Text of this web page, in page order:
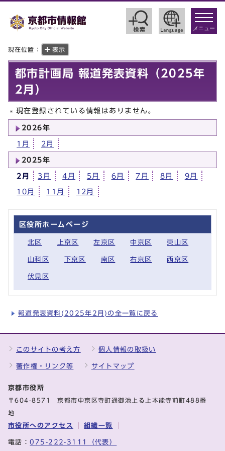
toggle
メニュー
現在位置： 表示
都市計画局 報道発表資料（2025年
2月）
現在登録されている情報はありません。
2026年
1月 2月
2025年
2月 3月 4月 5月 6月 7月 8月 9月
10月 11月 12月
区役所ホームページ
北区 上京区 左京区 中京区 東山区
山科区 下京区 南区 右京区 西京区
伏見区
報道発表資料(2025年2月)の全一覧に戻る
このサイトの考え方 個人情報の取扱い
著作権・リンク等 サイトマップ
京都市役所
〒604-8571 京都市中京区寺町通御池上る上本能寺前町488番
地
市役所へのアクセス 組織一覧
電話：075-222-3111（代表）